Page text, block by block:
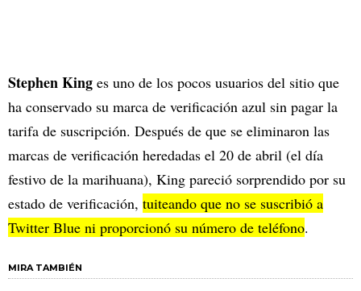
Stephen King es uno de los pocos usuarios del sitio que
ha conservado su marca de verificación azul sin pagar la
tarifa de suscripción. Después de que se eliminaron las
marcas de verificación heredadas el 20 de abril (el día
festivo de la marihuana), King pareció sorprendido por su
estado de verificación, tuiteando que no se suscribió a
Twitter Blue ni proporcionó su número de teléfono.
MIRA TAMBIÉN